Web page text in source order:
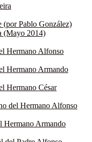
(por Pablo González)
(Mayo 2014)
Hermano Alfonso
Hermano Armando
Hermano César
del Hermano Alfonso
Hermano Armando